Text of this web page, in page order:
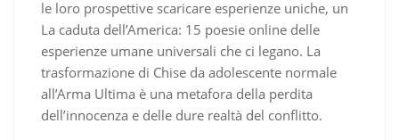
le loro prospettive scaricare esperienze uniche, un
La caduta dell’America: 15 poesie online delle
esperienze umane universali che ci legano. La
trasformazione di Chise da adolescente normale
all’Arma Ultima è una metafora della perdita
dell’innocenza e delle dure realtà del conflitto.